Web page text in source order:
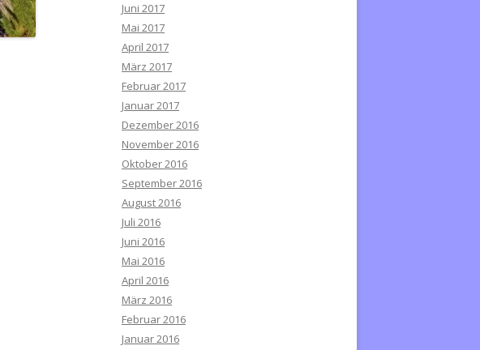
Juni 2017
Mai 2017
April 2017
März 2017
Februar 2017
Januar 2017
Dezember 2016
November 2016
Oktober 2016
September 2016
August 2016
Juli 2016
Juni 2016
Mai 2016
April 2016
März 2016
Februar 2016
Januar 2016